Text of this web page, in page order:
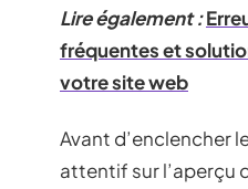
Lire également :
fréquentes et
votre site web
Avant d’enclencher
attentif sur l’aperçu